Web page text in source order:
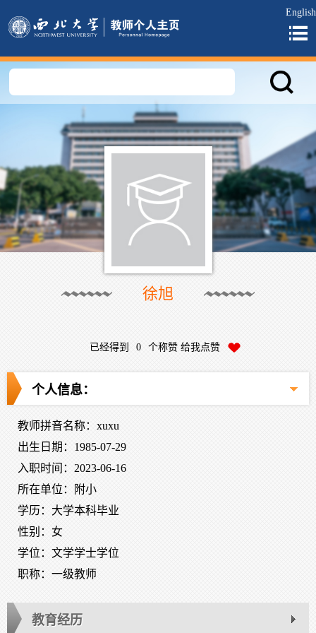
English
徐旭
已经得到 0 个称赞 给我点赞
个人信息：
教师拼音名称：xuxu
出生日期：1985-07-29
入职时间：2023-06-16
所在单位：附小
学历：大学本科毕业
性别：女
学位：文学学士学位
职称：一级教师
教育经历